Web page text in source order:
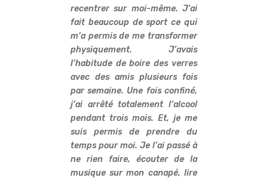
recentrer sur moi-même. J’ai
fait beaucoup de sport ce qui
m’a permis de me transformer
physiquement. J’avais
l’habitude de boire des verres
avec des amis plusieurs fois
par semaine. Une fois confiné,
j’ai arrêté totalement l’alcool
pendant trois mois. Et, je me
suis permis de prendre du
temps pour moi. Je l’ai passé à
ne rien faire, écouter de la
musique sur mon canapé, lire